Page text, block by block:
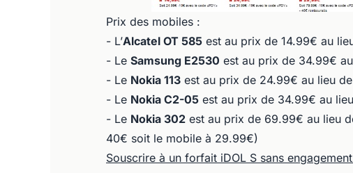
Prix des mobiles :
- L’Alcatel OT 585 est au prix de 14.99€ au
- Le Samsung E2530 est au prix de 34.99€
- Le Nokia 113 est au prix de 24.99€ au lieu
- Le Nokia C2-05 est au prix de 34.99€ au
- Le Nokia 302 est au prix de 69.99€ au lieu
40€ soit le mobile à 29.99€)
Souscrire à un forfait iDOL S sans